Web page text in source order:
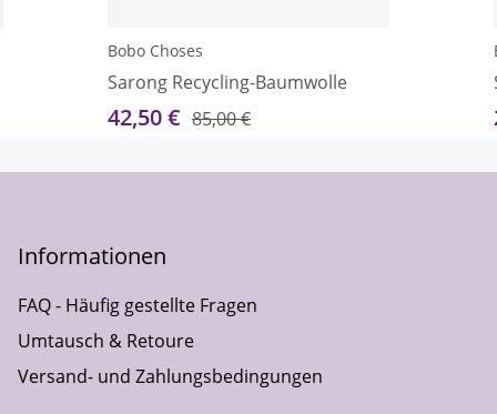
Bobo Choses
Sarong Recycling-Baumwolle
42,50 € 85,00 €
Informationen
FAQ - Häufig gestellte Fragen
Umtausch & Retoure
Versand- und Zahlungsbedingungen